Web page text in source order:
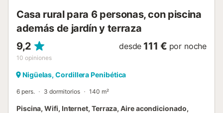
Casa rural para 6 personas, con piscina
además de jardín y terraza
9,2
10 opiniones
desde 111 € por noche
Nigüelas, Cordillera Penibética
6 pers. 3 dormitorios 140 m²
Piscina, Wifi, Internet, Terraza, Aire acondicionado,